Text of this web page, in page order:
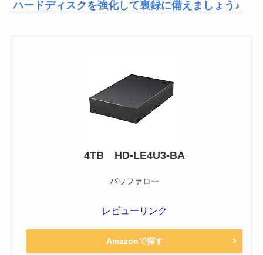
ハードディスクを強化して裏録に備えましょう♪
4TB HD-LE4U3-BA
バッファロー
レビューリンク
Amazonで探す